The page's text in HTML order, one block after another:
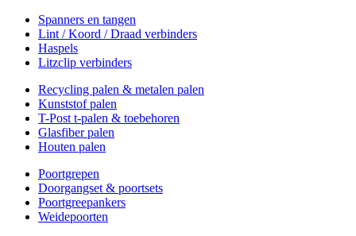
Spanners en tangen
Lint / Koord / Draad verbinders
Haspels
Litzclip verbinders
Recycling palen & metalen palen
Kunststof palen
T-Post t-palen & toebehoren
Glasfiber palen
Houten palen
Poortgrepen
Doorgangset & poortsets
Poortgreepankers
Weidepoorten